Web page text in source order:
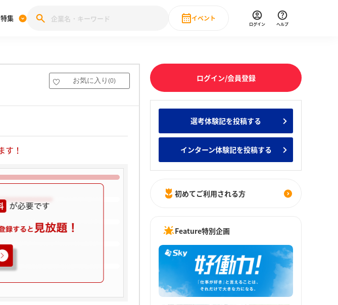
稿キャンペーン
みんなの新卒就職人気企業ランキング みんなのインターン人気企業ランキ
集
27卒 IT・DX企業特集 28卒 IT・DX現場社員インタビュー
イベント
直近のイベント一覧
ログイン ヘルプ
お気に入り (0)
す！
ログイン/会員登録
選考体験記を投稿する
インターン体験記を投稿する
初めてご利用される方
Feature特別企画